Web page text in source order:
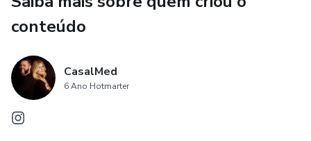
conteúdo
CasalMed
6 Ano Hotmarter